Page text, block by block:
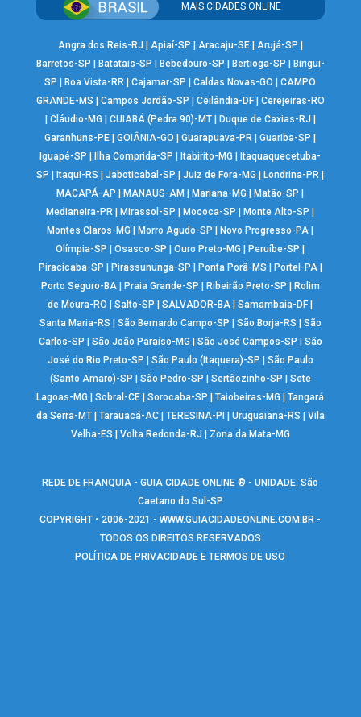
MAIS CIDADES ONLINE
Angra dos Reis-RJ Apiaí-SP Aracaju-SE| Arujá-SP
Barretos-SP
Batatais-SP Bebedouro-SP Bertioga-SP
Birigui-
SP
Boa Vista-RR |Cajamar-SP |Caldas Novas-GO |CAMPO
GRANDE-MS
Campos Jordão-SP Ceilândia-DF| Cerejeiras-RO
Cláudio-MG CUIABÁ (Pedra 90)-MT| Duque de Caxias-RJ
Garanhuns-PE |GOIÂNIA-GO |Guarapuava-PR |Guariba-SP
Iguapé-SP
Ilha Comprida-SP Itabirito-MG
Itaquaquecetuba-
SP
Itaqui-RS |Jaboticabal-SP |Juiz de Fora-MG Londrina-PR
MACAPÁ-AP
MANAUS-AM Mariana-MG Matão-SP
Medianeira-PR
Mirassol-SP Mococa-SP Monte Alto-SP
Montes Claros-MG
Morro Agudo-SP Novo Progresso-PA
Olímpia-SP
|Osasco-SP |Ouro Preto-MG Peruíbe-SP
Piracicaba-SP
Pirassununga-SP Ponta Porã-MS Portel-PA|
Porto Seguro-BA| Praia Grande-SP Ribeirão Preto-SP
Rolim
de Moura-RO
|Salto-SP |SALVADOR-BA |Samambaia-DF
Santa Maria-RS
São Bernardo Campo-SP São Borja-RS
São
Carlos-SP
São João Paraíso-MG São José Campos-SP
São
José do Rio Preto-SP
São Paulo (Itaquera)-SP
São Paulo
(Santo Amaro)-SP
São Pedro-SP Sertãozinho-SP
Sete
Lagoas-MG
|Sobral-CE |Sorocaba-SP |Taiobeiras-MG |Tangará
da Serra-MT| Tarauacá-AC| TERESINA-PI Uruguaiana-RS
Vila
Velha-ES
Volta Redonda-RJ Zona da Mata-MG
REDE DE FRANQUIA - GUIA CIDADE ONLINE ® - UNIDADE: São
Caetano do Sul-SP
COPYRIGHT • 2006-2021 -WWW.GUIACIDADEONLINE.COM.BR -
TODOS OS DIREITOS RESERVADOS
POLÍTICA DE PRIVACIDADE E TERMOS DE USO